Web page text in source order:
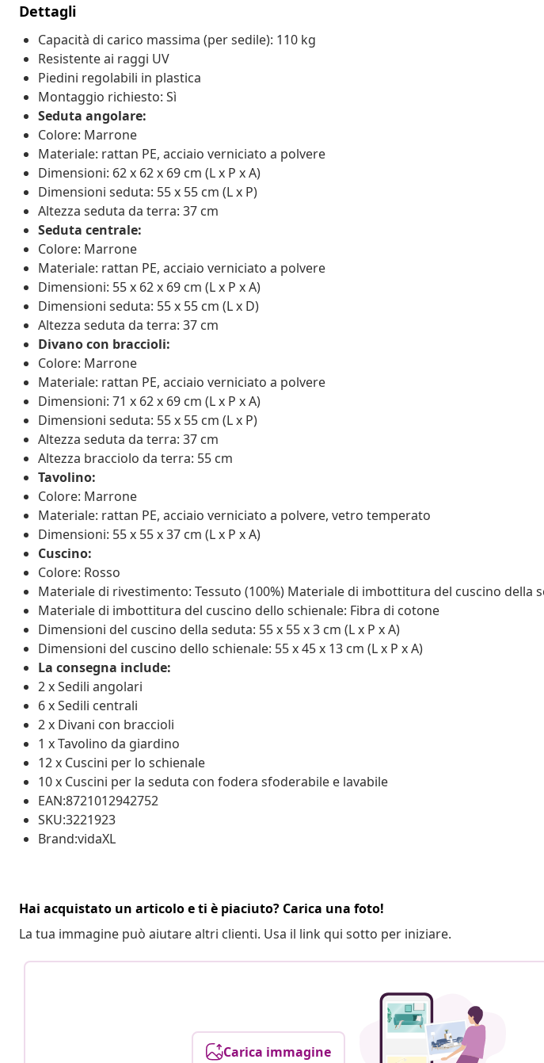
Dettagli
Capacità di carico massima (per sedile): 110 kg
Resistente ai raggi UV
Piedini regolabili in plastica
Montaggio richiesto: Sì
Seduta angolare:
Colore: Marrone
Materiale: rattan PE, acciaio verniciato a polvere
Dimensioni: 62 x 62 x 69 cm (L x P x A)
Dimensioni seduta: 55 x 55 cm (L x P)
Altezza seduta da terra: 37 cm
Seduta centrale:
Colore: Marrone
Materiale: rattan PE, acciaio verniciato a polvere
Dimensioni: 55 x 62 x 69 cm (L x P x A)
Dimensioni seduta: 55 x 55 cm (L x D)
Altezza seduta da terra: 37 cm
Divano con braccioli:
Colore: Marrone
Materiale: rattan PE, acciaio verniciato a polvere
Dimensioni: 71 x 62 x 69 cm (L x P x A)
Dimensioni seduta: 55 x 55 cm (L x P)
Altezza seduta da terra: 37 cm
Altezza bracciolo da terra: 55 cm
Tavolino:
Colore: Marrone
Materiale: rattan PE, acciaio verniciato a polvere, vetro temperato
Dimensioni: 55 x 55 x 37 cm (L x P x A)
Cuscino:
Colore: Rosso
Materiale di rivestimento: Tessuto (100%) Materiale di imbottitura del cuscino della
Materiale di imbottitura del cuscino dello schienale: Fibra di cotone
Dimensioni del cuscino della seduta: 55 x 55 x 3 cm (L x P x A)
Dimensioni del cuscino dello schienale: 55 x 45 x 13 cm (L x P x A)
La consegna include:
2 x Sedili angolari
6 x Sedili centrali
2 x Divani con braccioli
1 x Tavolino da giardino
12 x Cuscini per lo schienale
10 x Cuscini per la seduta con fodera sfoderabile e lavabile
EAN:8721012942752
SKU:3221923
Brand:vidaXL
Hai acquistato un articolo e ti è piaciuto? Carica una foto!
La tua immagine può aiutare altri clienti. Usa il link qui sotto per iniziare.
Carica immagine